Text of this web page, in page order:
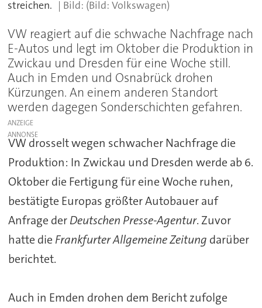
streichen.
(Bild: Volkswagen)
VW reagiert auf die schwache Nachfrage nach
E-Autos und legt im Oktober die Produktion in
Zwickau und Dresden für eine Woche still.
Auch in Emden und Osnabrück drohen
Kürzungen. An einem anderen Standort
werden dagegen Sonderschichten gefahren.
ANZEIGE
VW drosselt wegen schwacher Nachfrage die
Produktion: In Zwickau und Dresden werde ab 6.
Oktober die Fertigung für eine Woche ruhen,
bestätigte Europas größter Autobauer auf
Anfrage derDeutschen Presse-Agentur. Zuvor
hatte die Frankfurter Allgemeine Zeitung darüber
berichtet.
Auch in Emden drohen dem Bericht zufolge